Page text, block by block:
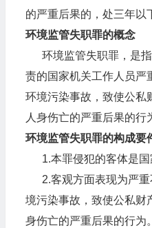
的严重后果的，处三年以
环境监管失职罪的概念
环境监管失职罪，是指
责的国家机关工作人员严
环境污染事故，致使公私
人身伤亡的严重后果的行
环境监管失职罪的构成要
1.本罪侵犯的客体是国
2.客观方面表现为严重
境污染事故，致使公私财
身伤亡的严重后果的行为。